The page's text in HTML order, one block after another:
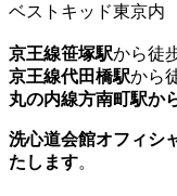
ベストキッド東京内
京王線笹塚駅から徒
京王線代田橋駅から
丸の内線方南町駅か
洗心道会館オフィシ
たします。